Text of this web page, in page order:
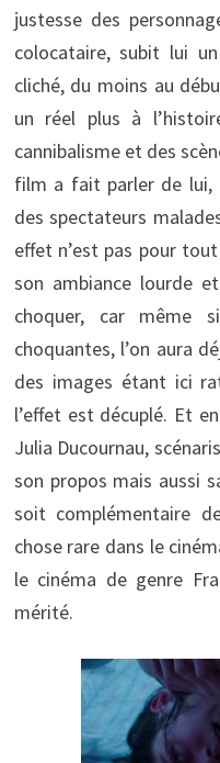
justesse des
colocataire, subit lui
cliché, du moins au
un réel plus à
cannibalisme et des
film a fait parler de lui,
des spectateurs
effet n’est pas pour
son ambiance lourde
choquer, car même
choquantes, l’on aura
des images étant ici
l’effet est décuplé. Et
Julia Ducournau,
son propos mais aussi
soit complémentaire
chose rare dans le
le cinéma de genre
mérité.